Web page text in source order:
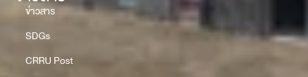
ข่าวสาร
SDGs
CRRU Post